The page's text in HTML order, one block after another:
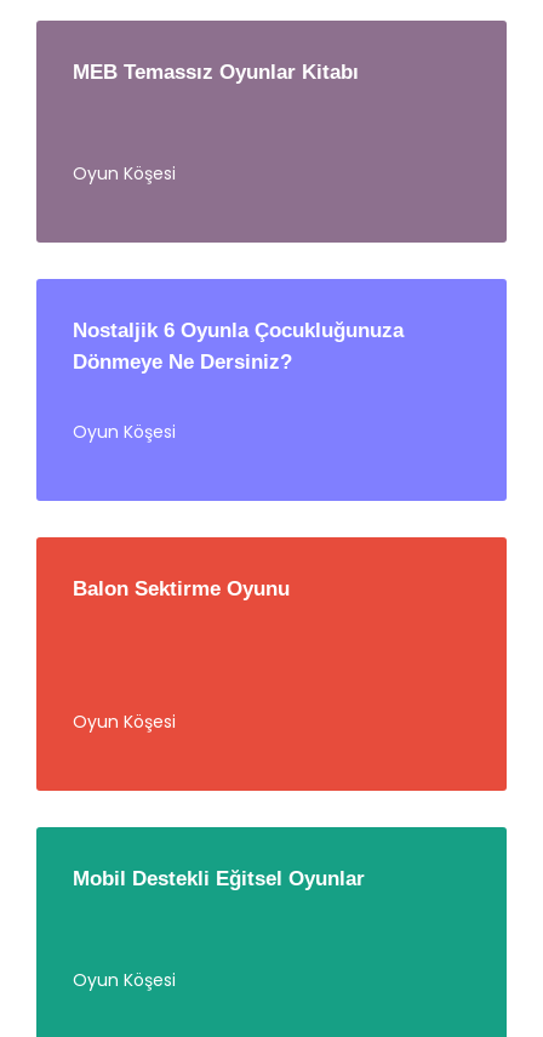
MEB Temassız Oyunlar Kitabı
Oyun Köşesi
Nostaljik 6 Oyunla Çocukluğunuza
Dönmeye Ne Dersiniz?
Oyun Köşesi
Balon Sektirme Oyunu
Oyun Köşesi
Mobil Destekli Eğitsel Oyunlar
Oyun Köşesi